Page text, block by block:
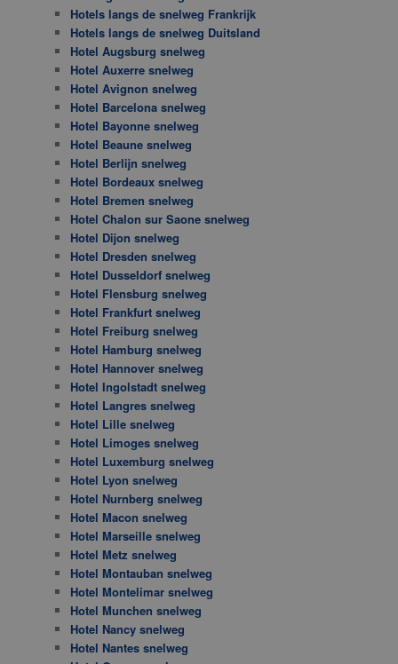
Hotels langs de snelweg Frankrijk
Hotels langs de snelweg Duitsland
Hotel Augsburg snelweg
Hotel Auxerre snelweg
Hotel Avignon snelweg
Hotel Barcelona snelweg
Hotel Bayonne snelweg
Hotel Beaune snelweg
Hotel Berlijn snelweg
Hotel Bordeaux snelweg
Hotel Bremen snelweg
Hotel Chalon sur Saone snelweg
Hotel Dijon snelweg
Hotel Dresden snelweg
Hotel Dusseldorf snelweg
Hotel Flensburg snelweg
Hotel Frankfurt snelweg
Hotel Freiburg snelweg
Hotel Hamburg snelweg
Hotel Hannover snelweg
Hotel Ingolstadt snelweg
Hotel Langres snelweg
Hotel Lille snelweg
Hotel Limoges snelweg
Hotel Luxemburg snelweg
Hotel Lyon snelweg
Hotel Nurnberg snelweg
Hotel Macon snelweg
Hotel Marseille snelweg
Hotel Metz snelweg
Hotel Montauban snelweg
Hotel Montelimar snelweg
Hotel Munchen snelweg
Hotel Nancy snelweg
Hotel Nantes snelweg